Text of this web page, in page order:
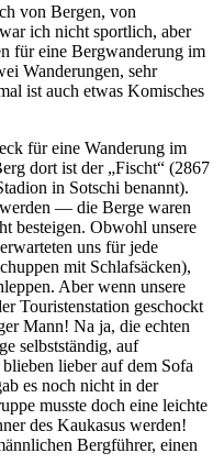
von Bergen, von
ich nicht sportlich, aber
für eine Bergwanderung im
Wanderungen, sehr
ist auch etwas Komisches
für eine Wanderung im
dort ist der Fischt
(2867
in Sotschi benannt).
— die Berge waren
besteigen. Obwohl unsere
uns für jede
mit Schlafsäcken),
Aber wenn unsere
Touristenstation geschockt
Mann! Na ja, die echten
selbstständig, auf
lieber auf dem Sofa
es noch nicht in der
musste doch eine leichte
des Kaukasus werden!
Bergführer, einen